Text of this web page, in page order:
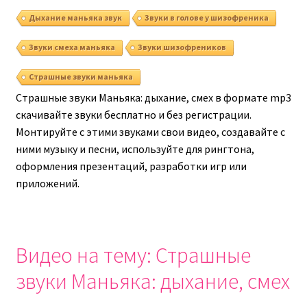
Дыхание маньяка звук Звуки в голове у шизофреника
Звуки смеха маньяка Звуки шизофреников
Страшные звуки маньяка
Страшные звуки Маньяка: дыхание, смех в формате mp3
скачивайте звуки бесплатно и без регистрации.
Монтируйте с этими звуками свои видео, создавайте с
ними музыку и песни, используйте для рингтона,
оформления презентаций, разработки игр или
приложений.
Видео на тему: Страшные
звуки Маньяка: дыхание, смех